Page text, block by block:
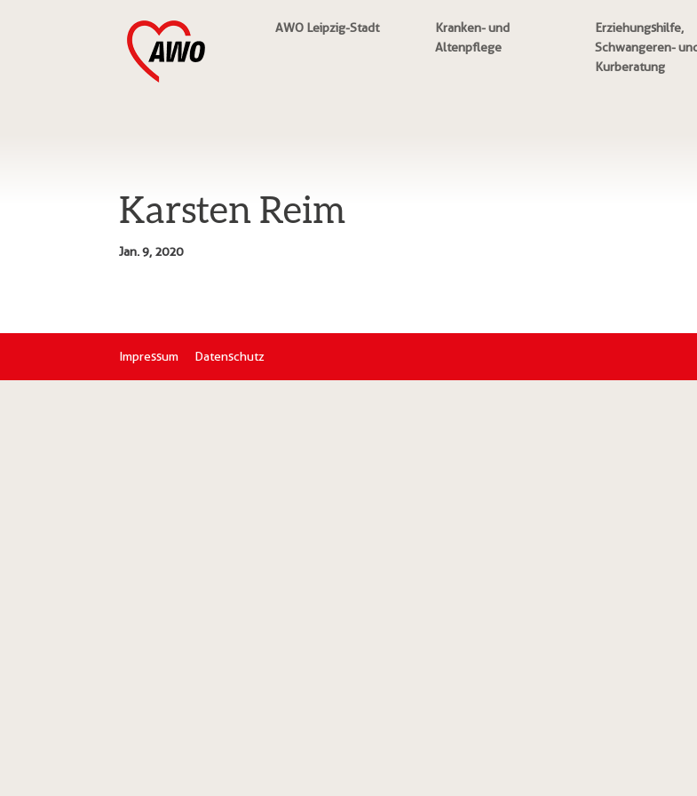
AWO Leipzig-Stadt
Kranken- und
Altenpflege
Erziehungshilfe,
Schwangeren-
Kurberatung
Karsten Reim
Jan. 9, 2020
Impressum Datenschutz